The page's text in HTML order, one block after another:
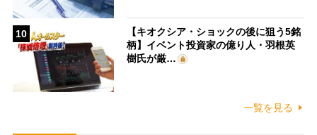
10
【キオクシア・ショックの後に狙う5銘
柄】イベント投資家の億り人・羽根英
樹氏が厳…
一覧を見る